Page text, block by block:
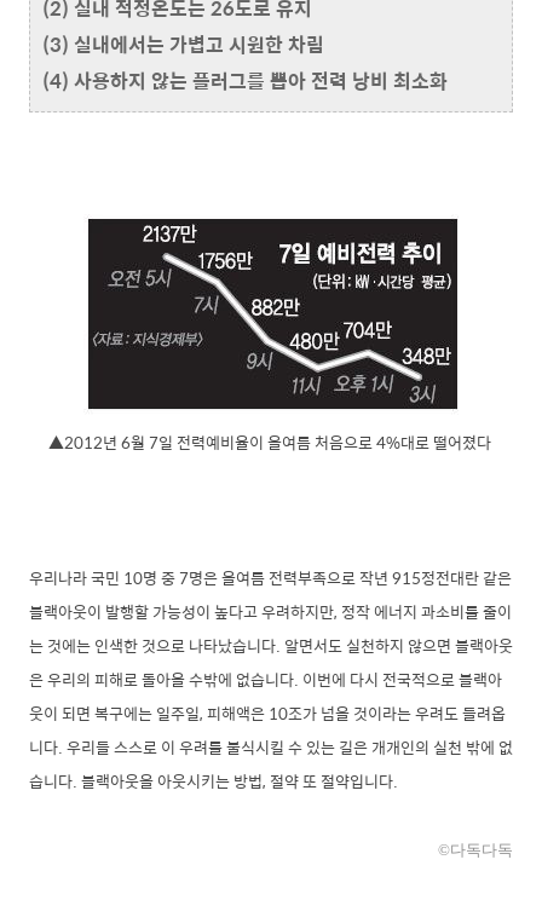
(2) 실내 적정온도는 26도로 유지
(3) 실내에서는 가볍고 시원한 차림
(4) 사용하지 않는 플러그를 뽑아 전력 낭비 최소화
▲2012년 6월 7일 전력예비율이 올여름 처음으로 4%대로 떨어졌다
우리나라 국민 10명 중 7명은 올여름 전력부족으로 작년 915정전대란 같은
블랙아웃이 발행할 가능성이 높다고 우려하지만, 정작 에너지 과소비를 줄이
는 것에는 인색한 것으로 나타났습니다. 알면서도 실천하지 않으면 블랙아웃
은 우리의 피해로 돌아올 수밖에 없습니다. 이번에 다시 전국적으로 블랙아
웃이 되면 복구에는 일주일, 피해액은 10조가 넘을 것이라는 우려도 들려옵
니다. 우리들 스스로 이 우려를 불식시킬 수 있는 길은 개개인의 실천 밖에 없
습니다. 블랙아웃을 아웃시키는 방법, 절약 또 절약입니다.
©다독다독